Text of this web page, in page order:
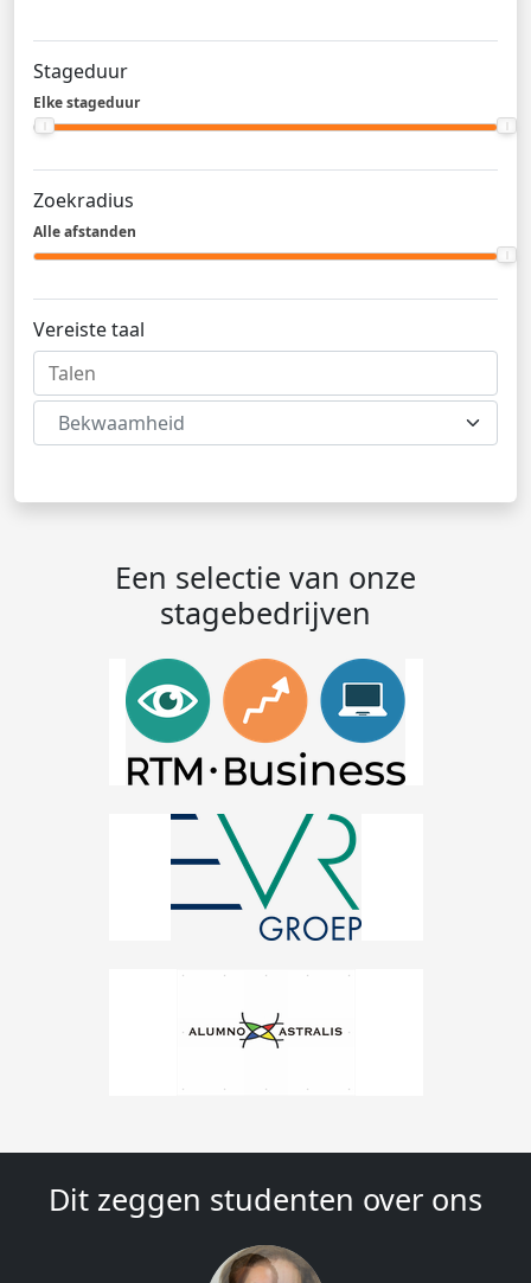
Stageduur
Elke stageduur
Zoekradius
Alle afstanden
Vereiste taal
Bekwaamheid
Een selectie van onze
stagebedrijven
Dit zeggen studenten over ons